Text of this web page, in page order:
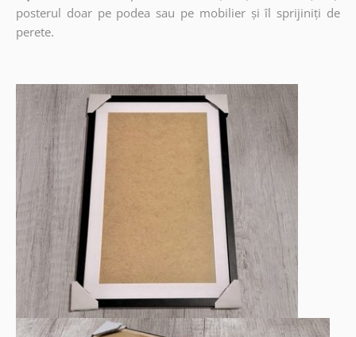
posterul doar pe podea sau pe mobilier și îl sprijiniți de
perete.